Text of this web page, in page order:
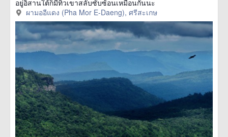
อยู่อิสานใต้ก็มีทิวเขาสลับซับซ้อนเหมือนกันนะ
ผามออีแดง (Pha Mor E-Daeng), ศรีสะเกษ